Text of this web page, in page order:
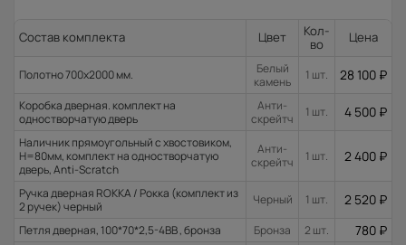
Состав комплекта Цвет
Кол-
во
Цена
Полотно 700x2000 мм.
Белый
камень
1 шт. 28 100 ₽
Коробка дверная. комплект на
одностворчатую дверь
Анти-
скрейтч
1 шт. 4 500 ₽
Наличник прямоугольный с хвостовиком,
H=80мм, комплект на одностворчатую
дверь, Anti-Scratch
Анти-
скрейтч
1 шт. 2 400 ₽
Ручка дверная ROKKA / Рокка (комплект из
2 ручек) черный
Черный 1 шт. 2 520 ₽
Петля дверная, 100*70*2,5-4ВВ , бронза Бронза 2 шт. 780 ₽